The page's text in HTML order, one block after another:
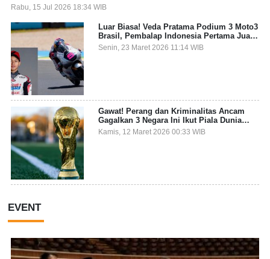
Rabu, 15 Jul 2026 18:34 WIB
Luar Biasa! Veda Pratama Podium 3 Moto3
Brasil, Pembalap Indonesia Pertama Juara
Grand Prix
Senin, 23 Maret 2026 11:14 WIB
Gawat! Perang dan Kriminalitas Ancam
Gagalkan 3 Negara Ini Ikut Piala Dunia
2026
Kamis, 12 Maret 2026 00:33 WIB
EVENT